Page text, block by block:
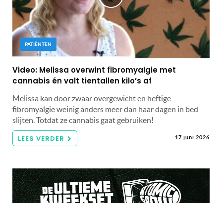
PATIËNTEN
Video: Melissa overwint fibromyalgie met
cannabis én valt tientallen kilo’s af
Melissa kan door zwaar overgewicht en heftige
fibromyalgie weinig anders meer dan haar dagen in bed
slijten. Totdat ze cannabis gaat gebruiken!
LEES VERDER 17 juni 2026